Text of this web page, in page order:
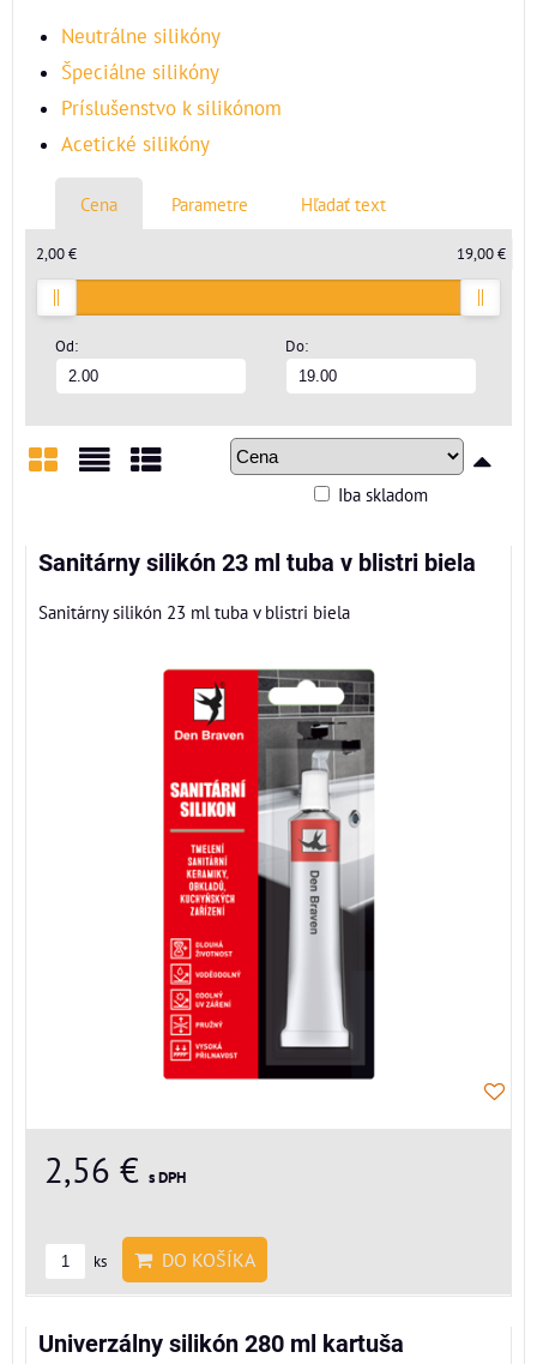
Neutrálne silikóny
Špeciálne silikóny
Príslušenstvo k silikónom
Acetické silikóny
Cena Parametre Hľadať text
Od: Do:
2,00 € 19,00 €
Iba skladom
Sanitárny silikón 23 ml tuba v blistri biela
Sanitárny silikón 23 ml tuba v blistri biela
2,56 € s DPH
ks DO KOŠÍKA
Univerzálny silikón 280 ml kartuša